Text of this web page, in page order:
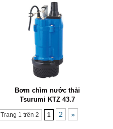
Bơm chìm nước thải
Tsurumi KTZ 43.7
Trang 1 trên 2 1 2 »